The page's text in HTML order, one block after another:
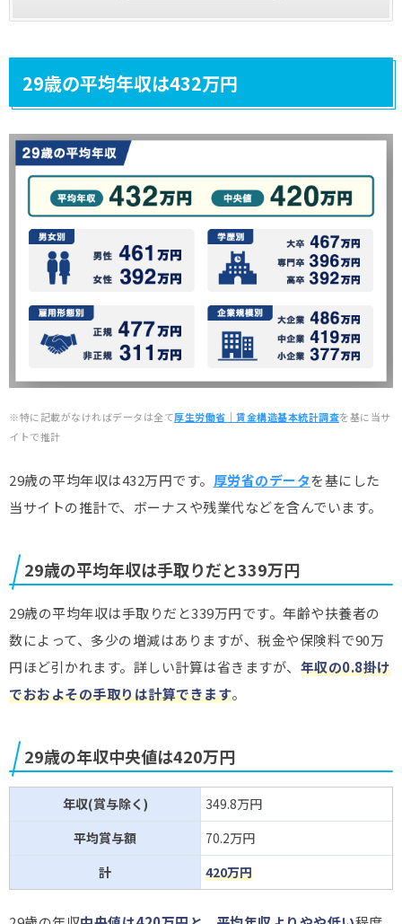
29歳の平均年収は432万円
※特に記載がなければデータは全て厚生労働省｜賃金構造基本統計調査を基に当サ
イトで推計
29歳の平均年収は432万円です。 厚労省のデータを基にした
当サイトの推計で、ボーナスや残業代などを含んでいます。
29歳の平均年収は手取りだと339万円
29歳の平均年収は手取りだと339万円です。年齢や扶養者の
数によって、多少の増減はありますが、税金や保険料で90万
円ほど引かれます。詳しい計算は省きますが、 年収の0.8掛け
でおおよその手取りは計算できます。
29歳の年収中央値は420万円
年収(賞与除く)
349.8万円
平均賞与額
70.2万円
計
420万円